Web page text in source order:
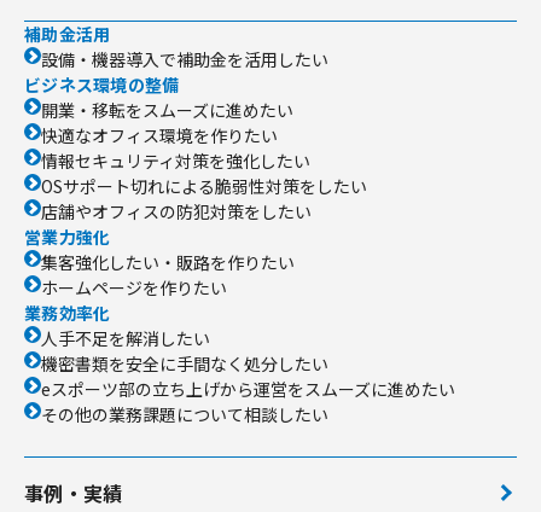
補助金活用
設備・機器導入で補助金を活用したい
ビジネス環境の整備
開業・移転をスムーズに進めたい
快適なオフィス環境を作りたい
情報セキュリティ対策を強化したい
OSサポート切れによる脆弱性対策をしたい
店舗やオフィスの防犯対策をしたい
営業力強化
集客強化したい・販路を作りたい
ホームページを作りたい
業務効率化
人手不足を解消したい
機密書類を安全に手間なく処分したい
eスポーツ部の立ち上げから運営をスムーズに進めたい
その他の業務課題について相談したい
事例・実績